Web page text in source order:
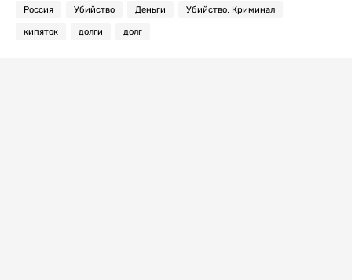
Россия Убийство Деньги Убийство. Криминал
кипяток долги долг